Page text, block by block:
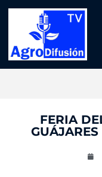
FERIA